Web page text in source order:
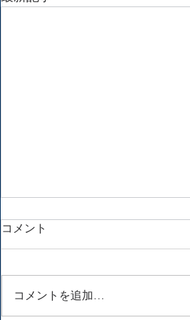
休診のお知らせ
いつも鍼灸マッサージサロン月の
変申し訳ないのですが、今週２２
コメント
コメントを追加…